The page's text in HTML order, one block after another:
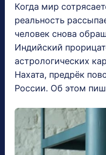
Когда мир
реальность
человек снова
Индийский
астрологических
Нахата, предрёк
России. Об этом